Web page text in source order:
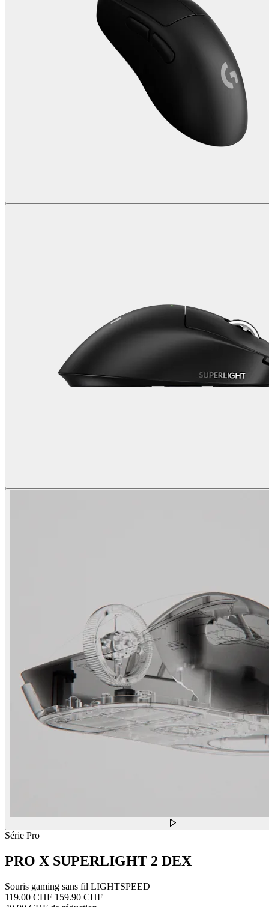
Série Pro
PRO X SUPERLIGHT 2 DEX
Souris gaming sans fil LIGHTSPEED
119.00 CHF 159.90 CHF